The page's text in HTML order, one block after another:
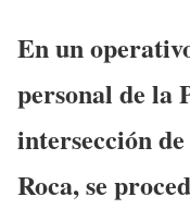
En un
personal de la
intersección
Roca, se